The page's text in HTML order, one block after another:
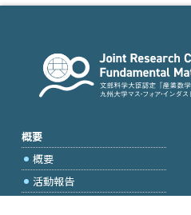
概要
概要
活動報告